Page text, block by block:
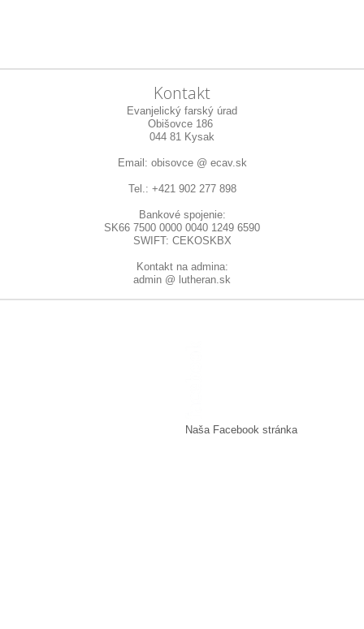
Kontakt
Evanjelický farský úrad
Obišovce 186
044 81 Kysak
Email: obisovce @ ecav.sk
Tel.: +421 902 277 898
Bankové spojenie:
SK66 7500 0000 0040 1249 6590
SWIFT: CEKOSKBX
Kontakt na admina:
admin @ lutheran.sk
Naša Facebook stránka